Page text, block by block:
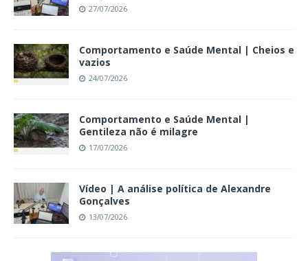
27/07/2026
Comportamento e Saúde Mental | Cheios e
vazios
24/07/2026
Comportamento e Saúde Mental |
Gentileza não é milagre
17/07/2026
Vídeo | A análise política de Alexandre
Gonçalves
13/07/2026